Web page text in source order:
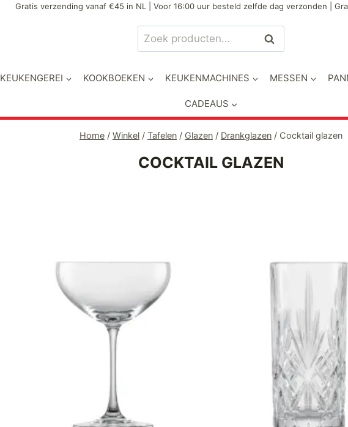
Gratis verzending vanaf €45 in NL | Voor 16:00 uur besteld zelfde dag verzonden |
Zoeken
naar:
Zoeken
KEUKENGEREI KOOKBOEKEN KEUKENMACHINES MESSEN
CADEAUS
Home / Winkel / Tafelen / Glazen / Drankglazen / Cocktail glazen
COCKTAIL GLAZEN